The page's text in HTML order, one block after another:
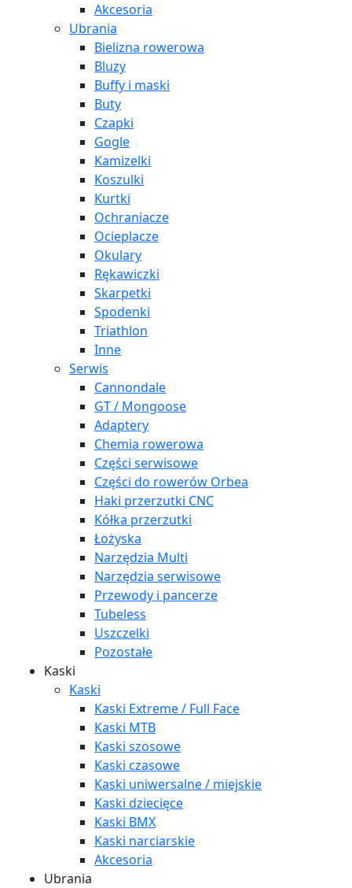
Akcesoria
Ubrania
Bielizna rowerowa
Bluzy
Buffy i maski
Buty
Czapki
Gogle
Kamizelki
Koszulki
Kurtki
Ochraniacze
Ocieplacze
Okulary
Rękawiczki
Skarpetki
Spodenki
Triathlon
Inne
Serwis
Cannondale
GT / Mongoose
Adaptery
Chemia rowerowa
Części serwisowe
Części do rowerów Orbea
Haki przerzutki CNC
Kółka przerzutki
Łożyska
Narzędzia Multi
Narzędzia serwisowe
Przewody i pancerze
Tubeless
Uszczelki
Pozostałe
Kaski
Kaski
Kaski Extreme / Full Face
Kaski MTB
Kaski szosowe
Kaski czasowe
Kaski uniwersalne / miejskie
Kaski dziecięce
Kaski BMX
Kaski narciarskie
Akcesoria
Ubrania